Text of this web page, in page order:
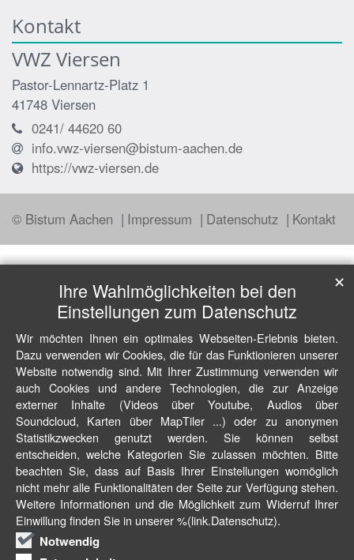
Kontakt
VWZ Viersen
Pastor-Lennartz-Platz 1
41748 Viersen
0241/ 44620 60
info.vwz-viersen@bistum-aachen.de
https://vwz-viersen.de
© Bistum Aachen Impressum Datenschutz Kontakt
Ihre Wahlmöglichkeiten bei den
Einstellungen zum Datenschutz
Wir möchten Ihnen ein optimales Webseiten-Erlebnis bieten.
Dazu verwenden wir Cookies, die für das Funktionieren unserer
Website notwendig sind. Mit Ihrer Zustimmung verwenden wir
auch Cookies und andere Technologien, die zur Anzeige
externer Inhalte (Videos über Youtube, Audios über
Soundcloud, Karten über MapTiler ...) oder zu anonymen
Statistikzwecken genutzt werden. Sie können selbst
entscheiden, welche Kategorien Sie zulassen möchten. Bitte
beachten Sie, dass auf Basis Ihrer Einstellungen womöglich
nicht mehr alle Funktionalitäten der Seite zur Verfügung stehen.
Weitere Informationen und die Möglichkeit zum Widerruf Ihrer
Einwillung finden Sie in unserer %(link.Datenschutz).
Notwendig
✕